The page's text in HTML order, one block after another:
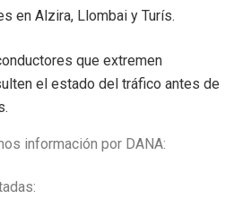
en Alzira, Llombai y Turís.
que extremen
el estado del tráfico antes de
información por DANA: